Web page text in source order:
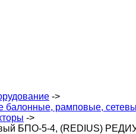
->
балонные, рамповые,
->
БПО-5-4, (REDIUS)